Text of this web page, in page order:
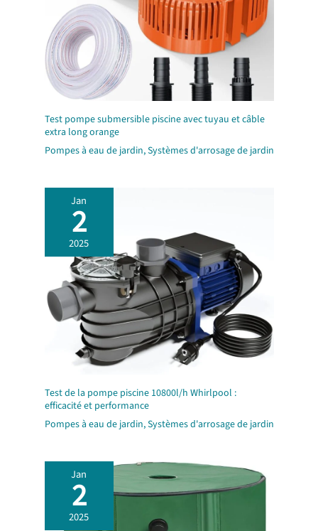
Test pompe submersible piscine avec tuyau et câble
extra long orange
Pompes à eau de jardin,Systèmes d'arrosage de jardin
Jan
2
2025
Test de la pompe piscine 10800l/h Whirlpool :
efficacité et performance
Pompes à eau de jardin,Systèmes d'arrosage de jardin
Jan
2
2025